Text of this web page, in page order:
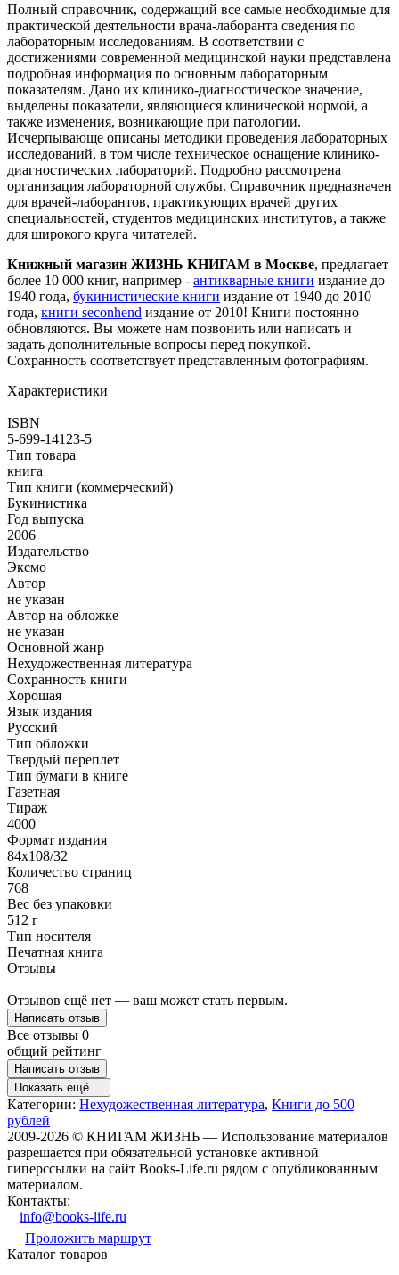
Полный справочник, содержащий все самые необходимые для
практической деятельности врача-лаборанта сведения по
лабораторным исследованиям. В соответствии с
достижениями современной медицинской науки представлена
подробная информация по основным лабораторным
показателям. Дано их клинико-диагностическое значение,
выделены показатели, являющиеся клинической нормой, а
также изменения, возникающие при патологии.
Исчерпывающе описаны методики проведения лабораторных
исследований, в том числе техническое оснащение клинико-
диагностических лабораторий. Подробно рассмотрена
организация лабораторной службы. Справочник предназначен
для врачей-лаборантов, практикующих врачей других
специальностей, студентов медицинских институтов, а также
для широкого круга читателей.
Книжный магазин ЖИЗНЬ КНИГАМ в Москве, предлагает
более 10 000 книг, например - антикварные книги издание до
1940 года, букинистические книги издание от 1940 до 2010
года, книги seconhend издание от 2010! Книги постоянно
обновляются. Вы можете нам позвонить или написать и
задать дополнительные вопросы перед покупкой.
Сохранность соответствует представленным фотографиям.
Характеристики
ISBN
5-699-14123-5
Тип товара
книга
Тип книги (коммерческий)
Букинистика
Год выпуска
2006
Издательство
Эксмо
Автор
не указан
Автор на обложке
не указан
Основной жанр
Нехудожественная литература
Сохранность книги
Хорошая
Язык издания
Русский
Тип обложки
Твердый переплет
Тип бумаги в книге
Газетная
Тираж
4000
Формат издания
84x108/32
Количество страниц
768
Вес без упаковки
512 г
Тип носителя
Печатная книга
Отзывы
Отзывов ещё нет — ваш может стать первым.
Написать отзыв
Все отзывы 0
общий рейтинг
Написать отзыв
Показать ещё
Категории: Нехудожественная литература, Книги до 500
рублей
2009-2026 © КНИГАМ ЖИЗНЬ — Использование материалов
разрешается при обязательной установке активной
гиперссылки на сайт Books-Life.ru рядом с опубликованным
материалом.
Контакты:
info@books-life.ru
Проложить маршрут
Каталог товаров